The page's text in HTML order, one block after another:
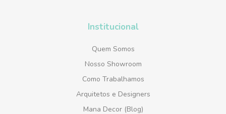
Institucional
Quem Somos
Nosso Showroom
Como Trabalhamos
Arquitetos e Designers
Mana Decor (Blog)